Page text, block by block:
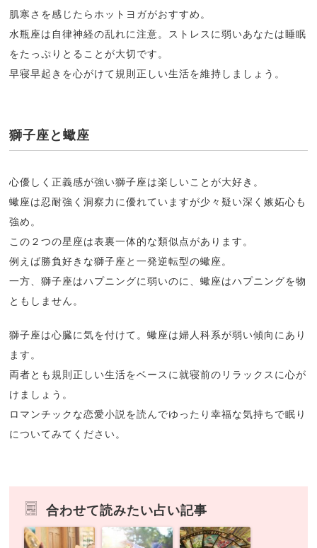
肌寒さを感じたらホットヨガがおすすめ。
水瓶座は自律神経の乱れに注意。ストレスに弱いあなたは睡眠
をたっぷりとることが大切です。
早寝早起きを心がけて規則正しい生活を維持しましょう。
獅子座と蠍座
心優しく正義感が強い獅子座は楽しいことが大好き。
蠍座は忍耐強く洞察力に優れていますが少々疑い深く嫉妬心も
強め。
この２つの星座は表裏一体的な類似点があります。
例えば勝負好きな獅子座と一発逆転型の蠍座。
一方、獅子座はハプニングに弱いのに、蠍座はハプニングを物
ともしません。
獅子座は心臓に気を付けて。蠍座は婦人科系が弱い傾向にあり
ます。
両者とも規則正しい生活をベースに就寝前のリラックスに心が
けましょう。
ロマンチックな恋愛小説を読んでゆったり幸福な気持ちで眠り
についてみてください。
合わせて読みたい占い記事